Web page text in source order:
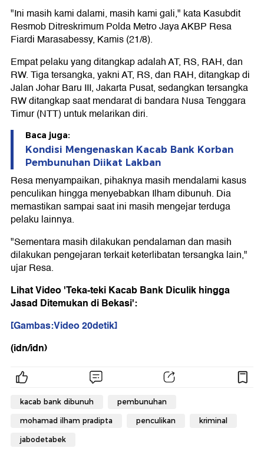
"Ini masih kami dalami, masih kami gali," kata Kasubdit
Resmob Ditreskrimum Polda Metro Jaya AKBP Resa
Fiardi Marasabessy, Kamis (21/8).
Empat pelaku yang ditangkap adalah AT, RS, RAH, dan
RW. Tiga tersangka, yakni AT, RS, dan RAH, ditangkap di
Jalan Johar Baru III, Jakarta Pusat, sedangkan tersangka
RW ditangkap saat mendarat di bandara Nusa Tenggara
Timur (NTT) untuk melarikan diri.
Baca juga:
Kondisi Mengenaskan Kacab Bank Korban
Pembunuhan Diikat Lakban
Resa menyampaikan, pihaknya masih mendalami kasus
penculikan hingga menyebabkan Ilham dibunuh. Dia
memastikan sampai saat ini masih mengejar terduga
pelaku lainnya.
"Sementara masih dilakukan pendalaman dan masih
dilakukan pengejaran terkait keterlibatan tersangka lain,"
ujar Resa.
Lihat Video 'Teka-teki Kacab Bank Diculik hingga
Jasad Ditemukan di Bekasi':
[Gambas:Video 20detik]
(idn/idn)
kacab bank dibunuh pembunuhan
mohamad ilham pradipta penculikan kriminal
jabodetabek